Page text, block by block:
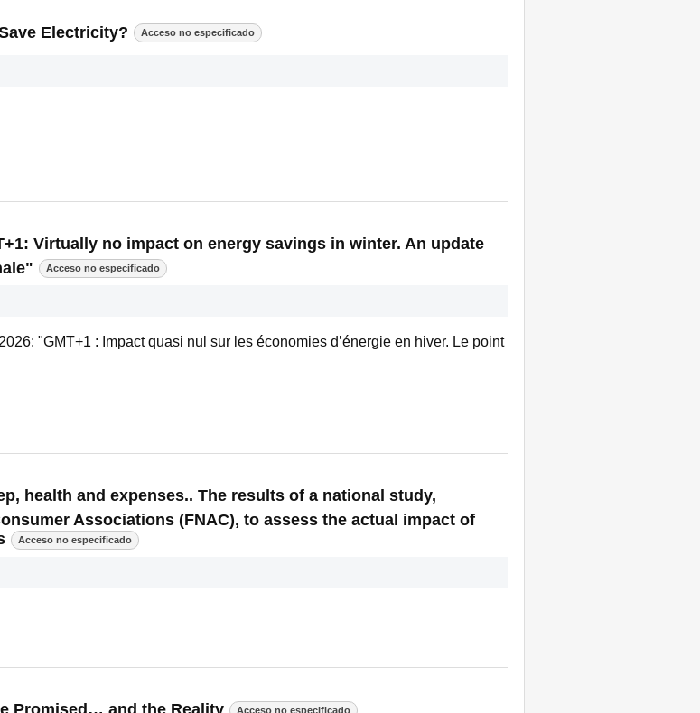
Electricity? Acceso no especificado
Virtually no impact on energy savings in winter. An update
Acceso no especificado
"GMT+1 : Impact quasi nul sur les économies d’énergie en hiver. Le point
health and expenses.. The results of a national study,
Associations (FNAC), to assess the actual impact of
Acceso no especificado
Acceso no especificado